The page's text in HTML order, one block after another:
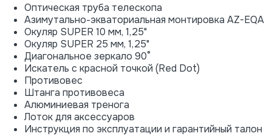
Оптическая труба телескопа
Азимутально-экваториальная монтировка AZ-EQA
Окуляр SUPER 10 мм, 1,25"
Окуляр SUPER 25 мм, 1,25"
Диагональное зеркало 90°
Искатель с красной точкой (Red Dot)
Противовес
Штанга противовеса
Алюминиевая тренога
Лоток для аксессуаров
Инструкция по эксплуатации и гарантийный талон